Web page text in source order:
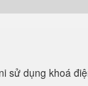
sử dụng khoá